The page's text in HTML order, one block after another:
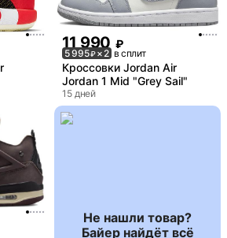
11 990 ₽
5 995₽× 2 в сплит
Кроссовки Jordan Air
Jordan 1 Mid "Grey Sail"
15 дней
Не нашли товар?
Байер найдёт всё